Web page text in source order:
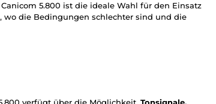
5.800 ist die ideale Wahl für den Einsatz
wo die Bedingungen schlechter sind und die